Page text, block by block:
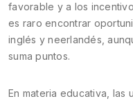
favorable y a los
es raro encontrar
inglés y neerlandés,
suma puntos.
En materia educativa, las